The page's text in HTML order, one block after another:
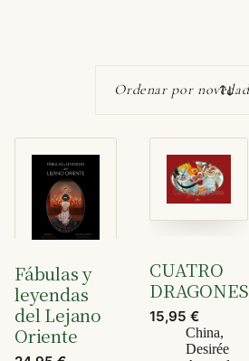
Fábulas y
leyendas
del Lejano
Oriente
CUATRO
DRAGONES
15,95 €
China,
Desirée